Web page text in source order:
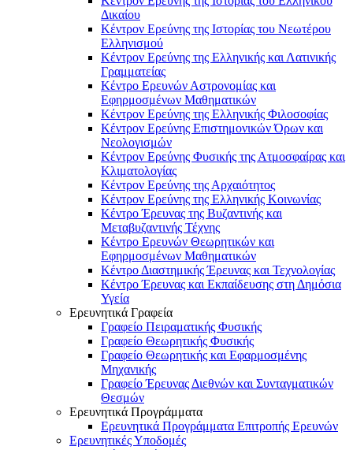
Δικαίου
Κέντρον Ερεύνης της Ιστορίας του Νεωτέρου
Ελληνισμού
Κέντρον Ερεύνης της Ελληνικής και Λατινικής
Γραμματείας
Κέντρο Ερευνών Αστρονομίας και
Εφηρμοσμένων Μαθηματικών
Κέντρον Ερεύνης της Ελληνικής Φιλοσοφίας
Κέντρον Ερεύνης Επιστημονικών Όρων και
Νεολογισμών
Κέντρον Ερεύνης Φυσικής της Ατμοσφαίρας και
Κλιματολογίας
Κέντρον Ερεύνης της Αρχαιότητος
Κέντρον Ερεύνης της Ελληνικής Κοινωνίας
Κέντρο Έρευνας της Βυζαντινής και
Μεταβυζαντινής Τέχνης
Κέντρο Ερευνών Θεωρητικών και
Εφηρμοσμένων Μαθηματικών
Κέντρο Διαστημικής Έρευνας και Τεχνολογίας
Κέντρο Έρευνας και Εκπαίδευσης στη Δημόσια
Υγεία
Ερευνητικά Γραφεία
Γραφείο Πειραματικής Φυσικής
Γραφείο Θεωρητικής Φυσικής
Γραφείο Θεωρητικής και Εφαρμοσμένης
Μηχανικής
Γραφείο Έρευνας Διεθνών και Συνταγματικών
Θεσμών
Ερευνητικά Προγράμματα
Ερευνητικά Προγράμματα Επιτροπής Ερευνών
Ερευνητικές Υποδομές